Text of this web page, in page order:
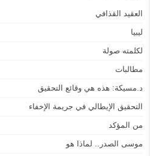
العقيد القذافي
ليبيا
لكلمته صولة
مطالبات
د.مسيكة: هذه هي وقائع التحقيق
التحقيق الإيطالي في جريمة الإخفاء
من المؤكد
موسى الصدر.. لماذا هو